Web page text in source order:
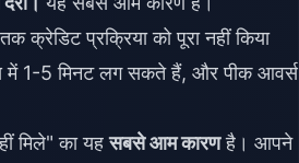
प्रक्रिया को पूरा नहीं किया
में 1-5 मिनट लग सकते हैं, और पीक आवर्स
मिले" का यहसबसे आम कारणहै। आपने